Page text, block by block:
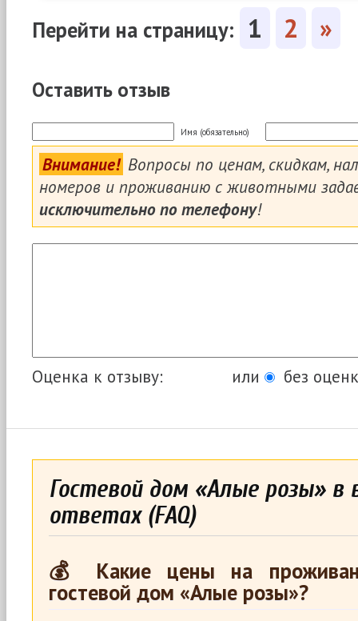
Перейти на страницу: 1 2 »
Оставить отзыв
Имя (обязательно)
Внимание! Вопросы по ценам, скидкам,
номеров и проживанию с животными
исключительно по телефону!
Оценка к отзыву: или без
Гостевой дом «Алые розы» в
ответах (FAQ)
💰 Какие цены на
гостевой дом «Алые розы»?